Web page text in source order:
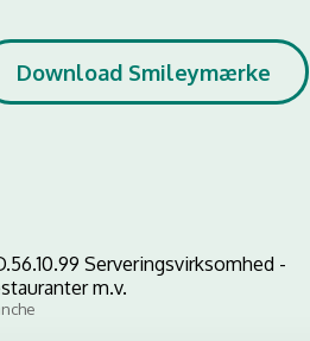
Download Smileymærke
Serveringsvirksomhed -
m.v.